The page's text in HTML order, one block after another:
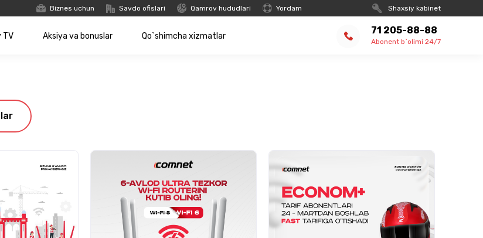
Biznes uchun Savdo ofislari Qamrov hududlari Yordam Shaxsiy kabinet
TV Aksiya va bonuslar Qo`shimcha xizmatlar 71 205-88-88
Abonent b`olimi 24/7